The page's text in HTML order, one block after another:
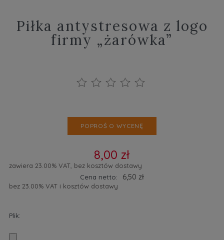
Piłka antystresowa z logo
firmy „żarówka”
POPROŚ O WYCENĘ
8,00 zł
zawiera 23.00% VAT, bez kosztów dostawy
Cena netto:
6,50 zł
bez 23.00% VAT i kosztów dostawy
Plik: